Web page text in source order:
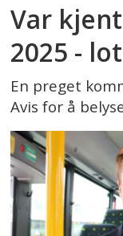
Var
2025 -
En preget
Avis for å